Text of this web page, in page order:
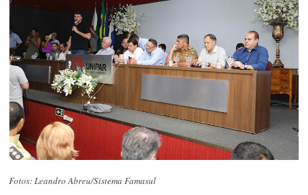
Fotos: Leandro Abreu/Sistema Famasul